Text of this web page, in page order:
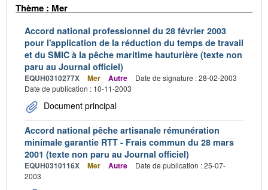
Thème : Mer
Accord national professionnel du 28 février 2003
pour l'application de la réduction du temps de travail
et du SMIC à la pêche maritime hauturière (texte non
paru au Journal officiel)
EQUH0310277X Mer Autre
Date de signature : 28-02-2003
Date de publication : 10-11-2003
Document principal
Accord national pêche artisanale rémunération
minimale garantie RTT - Frais commun du 28 mars
2001 (texte non paru au Journal officiel)
EQUH0310116X Mer Autre
Date de publication : 25-07-
2003